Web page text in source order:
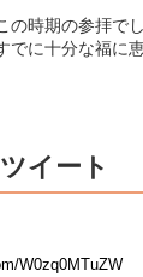
の時期の参拝で
でに十分な福に
イート
W0zq0MTuZW